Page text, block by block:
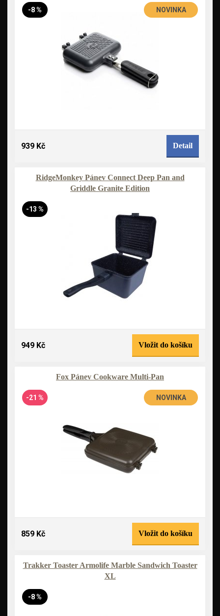
-8 % NOVINKA
939 Kč Detail
RidgeMonkey Pánev Connect Deep Pan and
Griddle Granite Edition
-13 %
949 Kč Vložit do košíku
Fox Pánev Cookware Multi-Pan
-21 % NOVINKA
859 Kč Vložit do košíku
Trakker Toaster Armolife Marble Sandwich Toaster
XL
-8 %